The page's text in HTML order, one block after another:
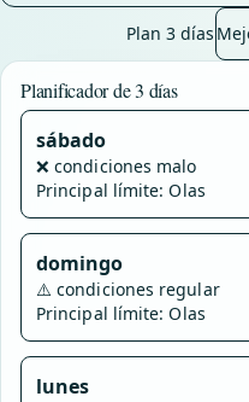
Plan 3 días
Planificador de 3 días
sábado
❌condiciones malo
Principal límite: Olas
domingo
⚠️condiciones regular
Principal límite: Olas
lunes